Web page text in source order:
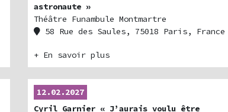
astronaute »
Théâtre Funambule Montmartre
58 Rue des Saules, 75018 Paris, France
+ En savoir plus
12.02.2027
Cyril Garnier « J’aurais voulu être